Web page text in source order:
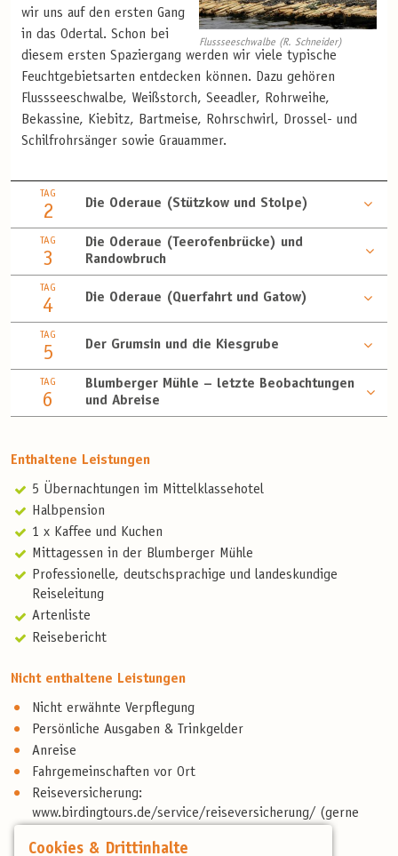
Cookies & Drittinhalte
Flussseeschwalbe (R. Schneider)
wir uns auf den ersten Gang
in das Odertal. Schon bei
diesem ersten Spaziergang werden wir viele typische
Feuchtgebietsarten entdecken können. Dazu gehören
Flussseeschwalbe, Weißstorch, Seeadler, Rohrweihe,
Bekassine, Kiebitz, Bartmeise, Rohrschwirl, Drossel- und
Schilfrohrsänger sowie Grauammer.
TAG
2 Die Oderaue (Stützkow und Stolpe)
TAG
3
Die Oderaue (Teerofenbrücke) und
Randowbruch
TAG
4 Die Oderaue (Querfahrt und Gatow)
TAG
5 Der Grumsin und die Kiesgrube
TAG
6
Blumberger Mühle – letzte Beobachtungen
und Abreise
Enthaltene Leistungen
5 Übernachtungen im Mittelklassehotel
Halbpension
1 x Kaffee und Kuchen
Mittagessen in der Blumberger Mühle
Professionelle, deutschsprachige und landeskundige
Reiseleitung
Artenliste
Reisebericht
Nicht enthaltene Leistungen
Nicht erwähnte Verpflegung
Persönliche Ausgaben & Trinkgelder
Anreise
Fahrgemeinschaften vor Ort
Reiseversicherung:
www.birdingtours.de/service/reiseversicherung/ (gerne